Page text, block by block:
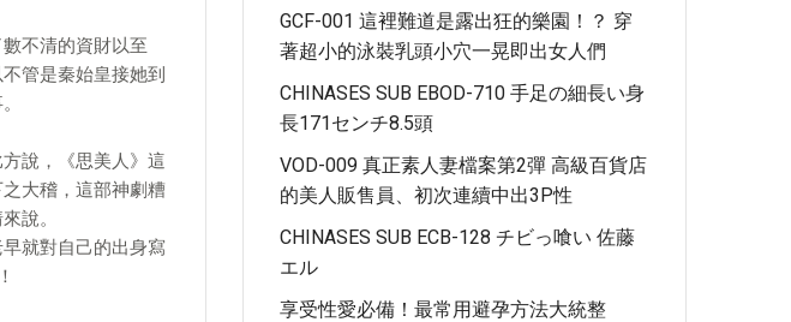
不清的資財以至
管是秦始皇接她到
說，《思美人》這
大稽，這部神劇糟
說。
就對自己的出身寫
GCF-001 這裡難道是露出狂的樂園！？ 穿
著超小的泳裝乳頭小穴一晃即出女人們
CHINASES SUB EBOD-710 手足の細長い身
長171センチ8.5頭
VOD-009 真正素人妻檔案第2彈 高級百貨店
的美人販售員、初次連續中出3P性
CHINASES SUB ECB-128 チビっ喰い 佐藤
エル
享受性愛必備！最常用避孕方法大統整